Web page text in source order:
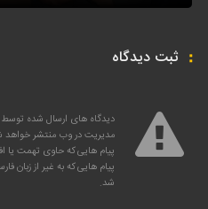
ثبت دیدگاه
دیدگاه های ارسال شده
مدیریت در وب منتشر خواهد
پیام هایی که حاوی تهمت یا
پیام هایی که به غیر از زبان
شد.